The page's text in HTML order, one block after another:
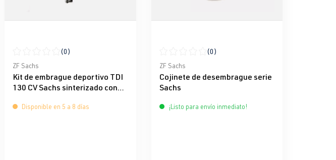
Calificación promedio de 0 de 5 estrellas
(0)
ZF Sachs
Kit de embrague deportivo TDI
130 CV Sachs sinterizado con
Disponible en 5 a 8 días
Calificación promedio de 0 de 5 estrellas
(0)
ZF Sachs
Cojinete de desembrague serie
Sachs
¡Listo para envío inmediato!